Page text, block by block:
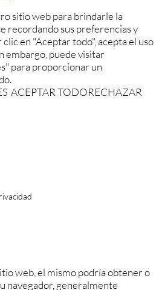
sitio web para brindarle la
recordando sus preferencias y
en "Aceptar todo", acepta el uso
embargo, puede visitar
para proporcionar un
ACEPTAR TODORECHAZAR
web, el mismo podría obtener o
navegador, generalmente